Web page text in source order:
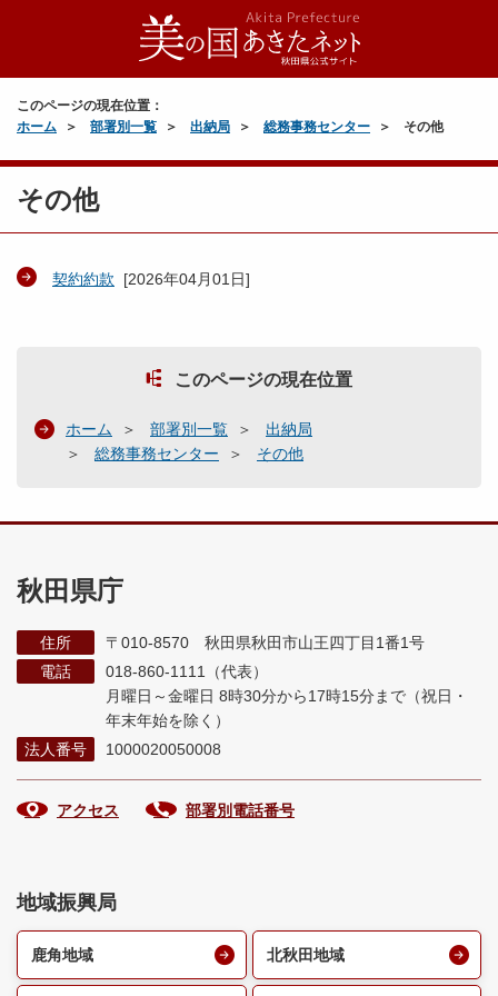
このページの現在位置：
ホーム
部署別一覧 出納局 総務事務センター その他
その他
契約約款 [2026年04月01日]
このページの現在位置
ホーム 部署別一覧
出納局
総務事務センター
その他
秋田県庁
住所
〒010-8570 秋田県秋田市山王四丁目1番1号
電話
018-860-1111（代表）
月曜日～金曜日 8時30分から17時15分まで （祝日・
年末年始を除く）
法人番号
1000020050008
アクセス 部署別電話番号
地域振興局
鹿角地域 北秋田地域